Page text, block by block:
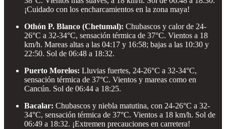
¡Cuidado con los encharcamientos en la zona maya!
Othón P. Blanco (Chetumal): Chubascos y calor de 24-
26°C a 32-34°C, sensación térmica de 37°C. Vientos a 18
km/h. Mareas altas a las 04:17 y 16:58; bajas a las 10:30 y
22:50. Sol de 06:48 a 18:32.
Puerto Morelos: Lluvias fuertes, 24-26°C a 32-34°C,
sensación térmica de 37°C. Vientos y mareas como en
Cancún. Sol de 06:44 a 18:25.
Bacalar: Chubascos y niebla matutina, con 24-26°C a 32-
34°C, sensación térmica de 37°C. Vientos a 18 km/h. Sol de
06:49 a 18:32. ¡Extremen precauciones en carretera!